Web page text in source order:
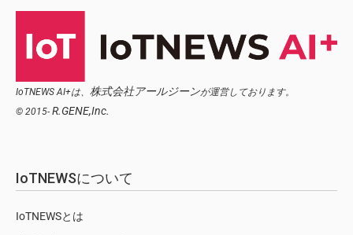
IoTNEWS AI+は、 株式会社アールジーンが運営しております。
© 2015- R.GENE,Inc.
IoTNEWSについて
IoTNEWSとは